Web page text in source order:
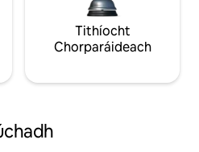
Tithíocht
Chorparáideach